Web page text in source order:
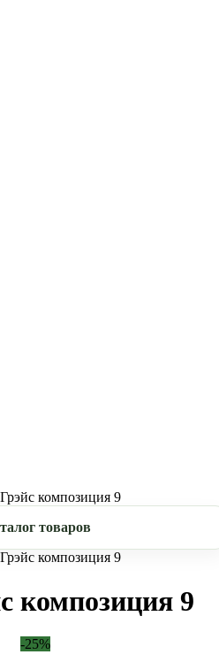
композиция 9
товаров
композиция 9
композиция 9
-25%